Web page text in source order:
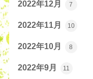
2022年12月 7
2022年11月 10
2022年10月 8
2022年9月 11